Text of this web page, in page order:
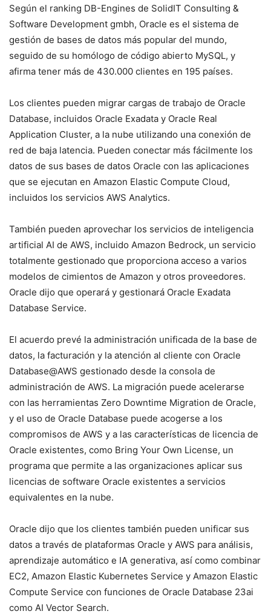
Según el ranking DB-Engines de SolidIT Consulting &
Software Development gmbh, Oracle es el sistema de
gestión de bases de datos más popular del mundo,
seguido de su homólogo de código abierto MySQL, y
afirma tener más de 430.000 clientes en 195 países.
Los clientes pueden migrar cargas de trabajo de Oracle
Database, incluidos Oracle Exadata y Oracle Real
Application Cluster, a la nube utilizando una conexión de
red de baja latencia. Pueden conectar más fácilmente los
datos de sus bases de datos Oracle con las aplicaciones
que se ejecutan en Amazon Elastic Compute Cloud,
incluidos los servicios AWS Analytics.
También pueden aprovechar los servicios de inteligencia
artificial AI de AWS, incluido Amazon Bedrock, un servicio
totalmente gestionado que proporciona acceso a varios
modelos de cimientos de Amazon y otros proveedores.
Oracle dijo que operará y gestionará Oracle Exadata
Database Service.
El acuerdo prevé la administración unificada de la base de
datos, la facturación y la atención al cliente con Oracle
Database@AWS gestionado desde la consola de
administración de AWS. La migración puede acelerarse
con las herramientas Zero Downtime Migration de Oracle,
y el uso de Oracle Database puede acogerse a los
compromisos de AWS y a las características de licencia de
Oracle existentes, como Bring Your Own License, un
programa que permite a las organizaciones aplicar sus
licencias de software Oracle existentes a servicios
equivalentes en la nube.
Oracle dijo que los clientes también pueden unificar sus
datos a través de plataformas Oracle y AWS para análisis,
aprendizaje automático e IA generativa, así como combinar
EC2, Amazon Elastic Kubernetes Service y Amazon Elastic
Compute Service con funciones de Oracle Database 23ai
como AI Vector Search.